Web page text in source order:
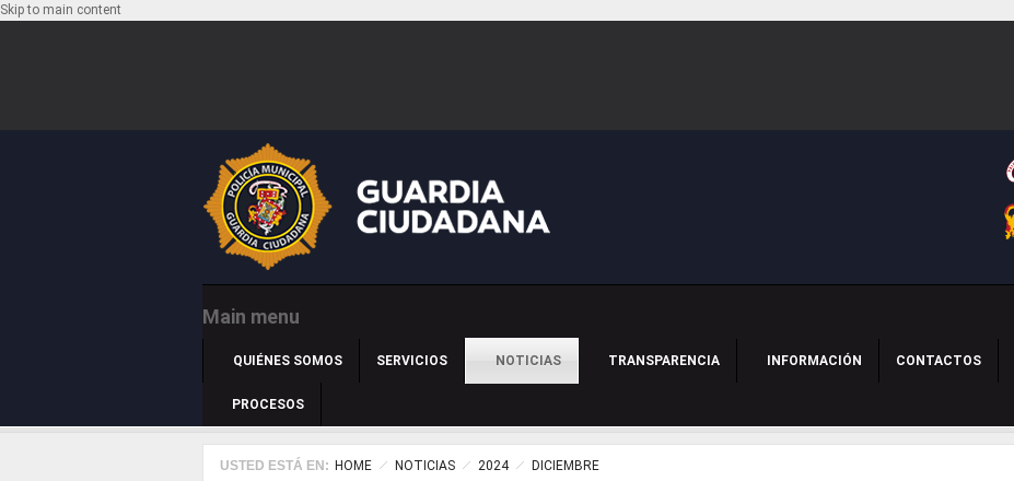
Skip to main content
Main menu
QUIÉNES SOMOS SERVICIOS NOTICIAS TRANSPARENCIA INFORMACIÓN CONTACTOS
PROCESOS
USTED ESTÁ EN: HOME NOTICIAS 2024 DICIEMBRE